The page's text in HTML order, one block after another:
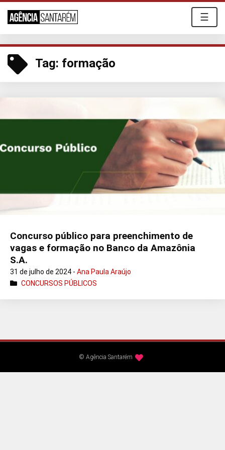
☰
Tag: formação
Concurso público para preenchimento de
vagas e formação no Banco da Amazônia
S.A.
31 de julho de 2024 - Ana Paula Araújo
CONCURSOS PÚBLICOS
© Agência Santarém